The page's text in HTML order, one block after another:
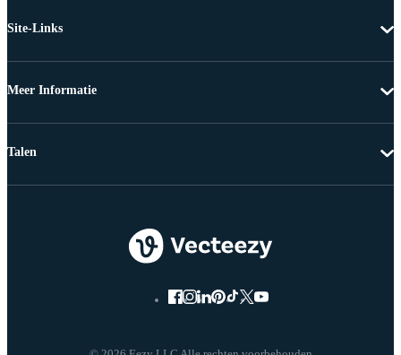
Site-Links
Meer Informatie
Talen